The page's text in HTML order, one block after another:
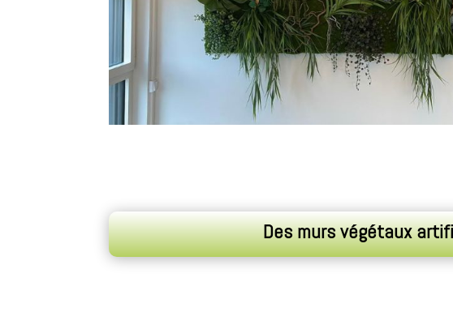
Des murs végétaux